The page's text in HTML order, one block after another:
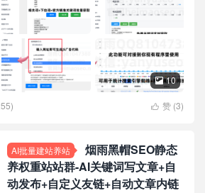
 10
 赞 (3)
AI批量建站养站
烟雨黑帽SEO静态
养权重站站群-AI关键词写文章+自
动发布+自定义友链+自动文章内链